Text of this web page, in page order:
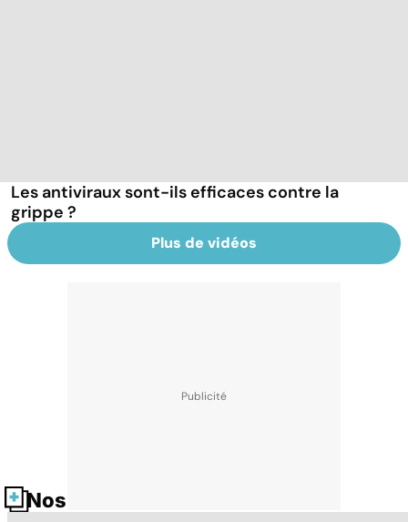
Les antiviraux sont-ils efficaces contre la
grippe ?
Plus de vidéos
Nos fiches santé